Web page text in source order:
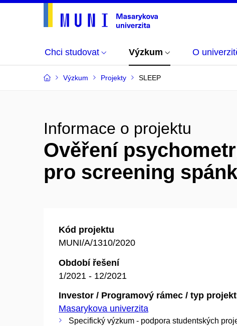
Chci studovat Výzkum O
Výzkum Projekty SLEEP
Informace o projektu
Ověření
pro screening
Kód projektu
MUNI/A/1310/2020
Období řešení
1/2021 - 12/2021
Investor / Programový rámec / typ
Masarykova univerzita
Specifický výzkum - podpora studentských